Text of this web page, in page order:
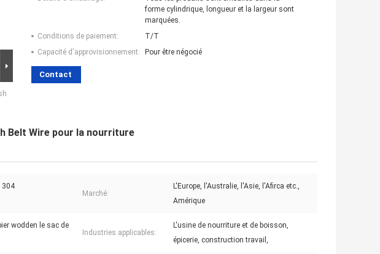
forme cylindrique, longueur et la largeur sont
marquées.
Conditions de paiement:
T/T
Capacité d'approvisionnement:
Pour être négocié
Contact
Belt Wire pour la nourriture
304
Marché:
L'Europe, l'Australie, l'Asie, l'Afirca etc.,
Amérique
wodden le sac de
Industries applicables:
L'usine de nourriture et de boisson,
épicerie, construction travail,